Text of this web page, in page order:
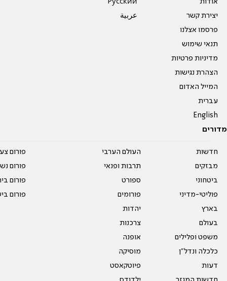
אודות
יצירת קשר
פרסמו אצלנו
תנאי שימוש
מדיניות פרטיות
הצהרת נגישות
המייל האדום
עברית
English
Pусский
عربية
מדורים
חדשות
מבזקים
ביטחוני
פוליטי-מדיני
בארץ
בעולם
משפט ופלילים
כלכלה ונדל"ן
דעות
העולם הערבי
תרבות ופנאי
ספורט
פורומים
יהדות
צרכנות
אופנה
מוסיקה
פיוטקאסט
פורום
פורום
פורום
פורום